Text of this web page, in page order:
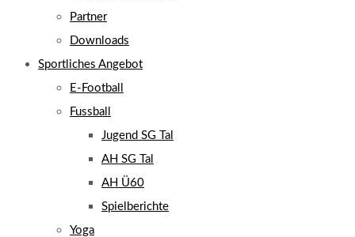
Partner
Downloads
Sportliches Angebot
E-Football
Fussball
Jugend SG Tal
AH SG Tal
AH Ü60
Spielberichte
Yoga